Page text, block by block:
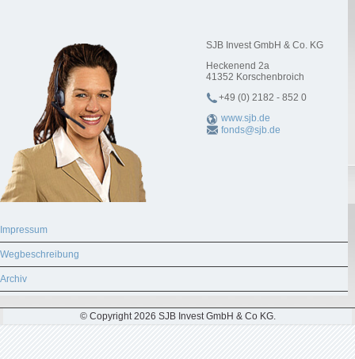
SJB Invest GmbH & Co. KG
Heckenend 2a
41352 Korschenbroich
+49 (0) 2182 - 852 0
www.sjb.de
fonds@sjb.de
Impressum
Wegbeschreibung
Archiv
© Copyright 2026 SJB Invest GmbH & Co KG.